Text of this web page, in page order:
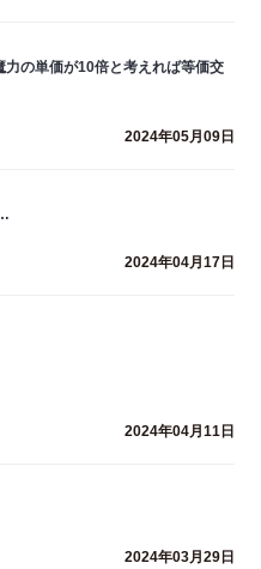
の単価が10倍と考えれば等価交
2024年05月09日
2024年04月17日
2024年04月11日
2024年03月29日